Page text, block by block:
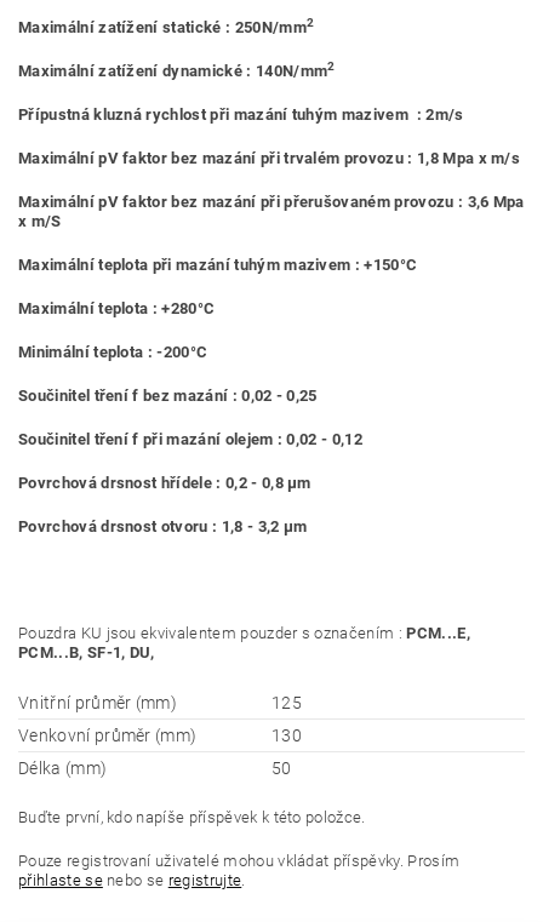
Maximální zatížení statické : 250N/mm2
Maximální zatížení dynamické : 140N/mm2
Přípustná kluzná rychlost při mazání tuhým mazivem : 2m/s
Maximální pV faktor bez mazání při trvalém provozu : 1,8 Mpa x m/s
Maximální pV faktor bez mazání při přerušovaném provozu : 3,6 Mpa
x m/S
Maximální teplota při mazání tuhým mazivem : +150°C
Maximální teplota : +280°C
Minimální teplota : -200°C
Součinitel tření f bez mazání : 0,02 - 0,25
Součinitel tření f při mazání olejem : 0,02 - 0,12
Povrchová drsnost hřídele : 0,2 - 0,8 μm
Povrchová drsnost otvoru : 1,8 - 3,2 μm
Pouzdra KU jsou ekvivalentem pouzder s označením :PCM...E,
PCM...B, SF-1, DU,
Vnitřní průměr (mm)
125
Venkovní průměr (mm)
130
Délka (mm)
50
Buďte první, kdo napíše příspěvek k této položce.
Pouze registrovaní uživatelé mohou vkládat příspěvky. Prosím
přihlaste senebo se registrujte.